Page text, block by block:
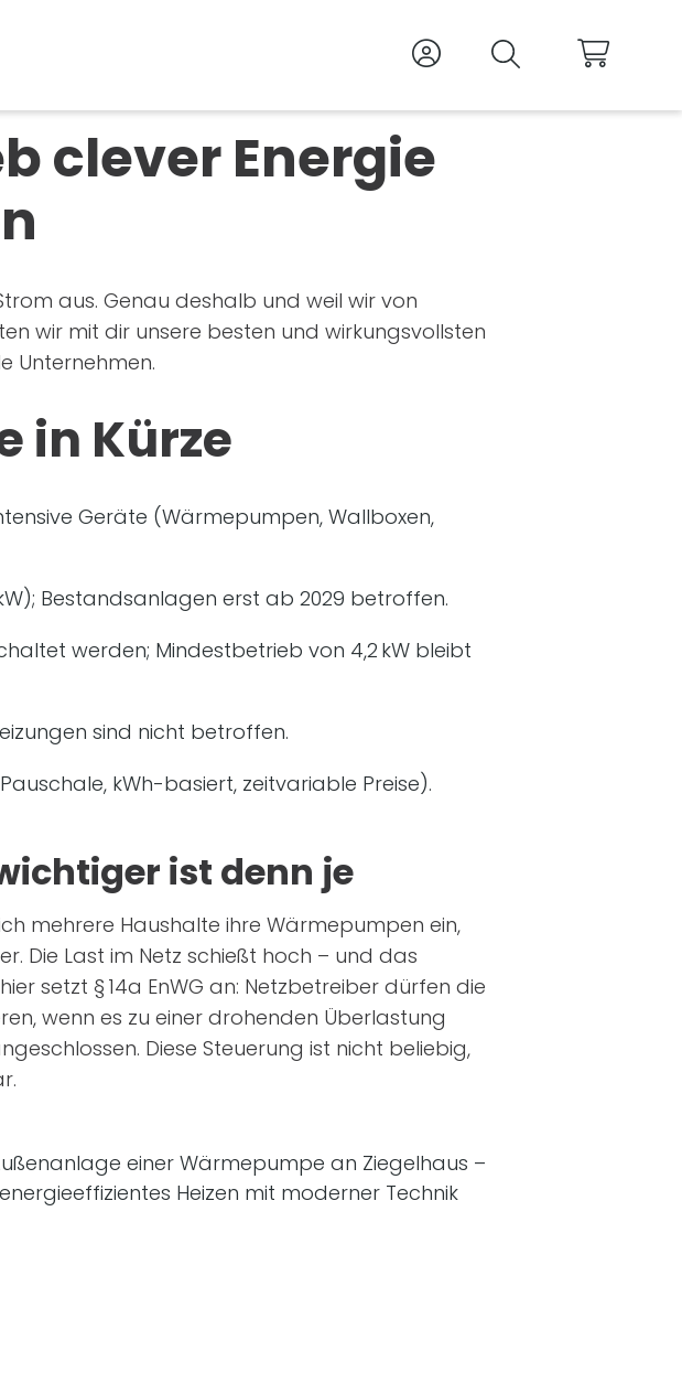
Zum
Suche
clever Energie
aus. Genau deshalb und weil wir von
wir mit dir unsere besten und wirkungsvollsten
Unternehmen.
in Kürze
Geräte (Wärmepumpen, Wallboxen,
Bestandsanlagen erst ab 2029 betroffen.
werden; Mindestbetrieb von 4,2 kW bleibt
sind nicht betroffen.
kWh-basiert, zeitvariable Preise).
ist denn je
mehrere Haushalte ihre Wärmepumpen ein,
Die Last im Netz schießt hoch – und das
setzt § 14a EnWG an: Netzbetreiber dürfen die
wenn es zu einer drohenden Überlastung
Diese Steuerung ist nicht beliebig,